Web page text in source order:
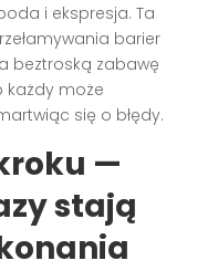
i ekspresja. Ta
barier
beztroską zabawę
każdy może
się o błędy.
—
stają